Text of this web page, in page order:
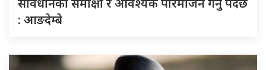
संविधानको समीक्षा र आवश्यक परिमार्जन गर्नु पर्दछ
: आङदेम्बे